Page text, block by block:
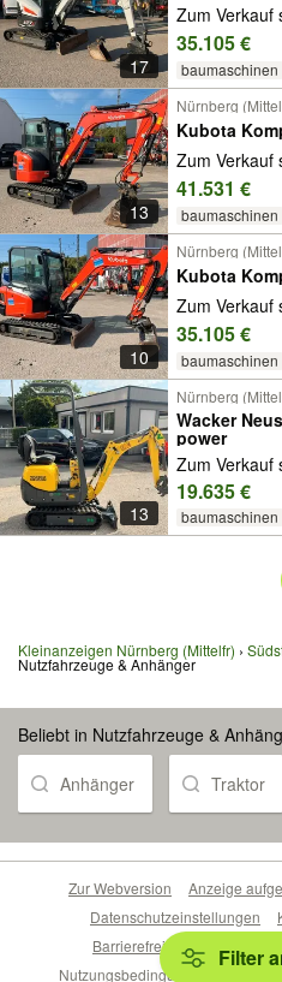
17
Zum Verkauf
35.105 €
baumaschinen
13
Nürnberg
Kubota
Zum Verkauf
41.531 €
baumaschinen
10
Nürnberg
Kubota
Zum Verkauf
35.105 €
baumaschinen
13
Nürnberg
Wacker
power
Zum Verkauf
19.635 €
baumaschinen
Kleinanzeigen Nürnberg (Mittelfr)
Nutzfahrzeuge & Anhänger
Beliebt in Nutzfahrzeuge &
Anhänger Traktor
Filter
Zur Webversion Anzeige
Datenschutzeinstellungen
Barrierefreiheitserklärung
Nutzungsbedingungen